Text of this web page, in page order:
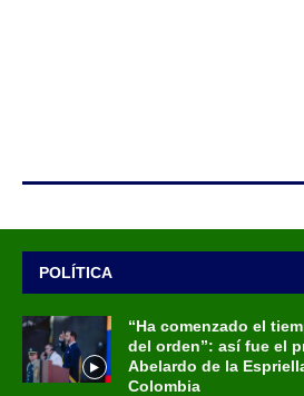
POLÍTICA
“Ha comenzado el
del orden”: así fue el
Abelardo de la
Colombia